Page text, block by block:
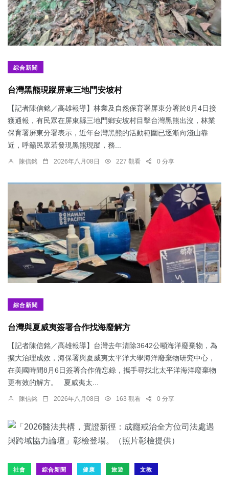
綜合新聞
台灣黑熊現蹤屏東三地門安坡村
【記者陳信銘／高雄報導】林業及自然保育署屏東分署於8月4日接
獲通報，有民眾在屏東縣三地門鄉安坡村目擊台灣黑熊出沒，林業
保育署屏東分署表示，近年台灣黑熊的活動範圍已逐漸向淺山靠
近，呼籲民眾若發現黑熊現蹤，務...
陳信銘 2026年八月08日 227 觀看 0 分享
綜合新聞
台灣與夏威夷簽署合作找海廢解方
【記者陳信銘／高雄報導】台灣去年清除3642公噸海洋廢棄物，為
擴大治理成效，海保署與夏威夷太平洋大學海洋廢棄物研究中心，
在美國時間8月6日簽署合作備忘錄，攜手尋找北太平洋海洋廢棄物
更有效的解方。 夏威夷太...
陳信銘 2026年八月08日 163 觀看 0 分享
社會 綜合新聞 健康 旅遊 文教